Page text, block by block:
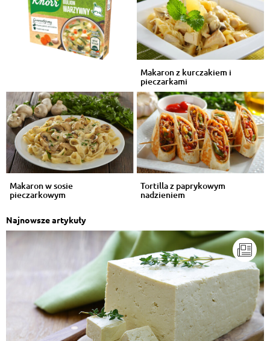
Makaron z kurczakiem i
pieczarkami
Makaron w sosie
pieczarkowym
Tortilla z paprykowym
nadzieniem
Najnowsze artykuły